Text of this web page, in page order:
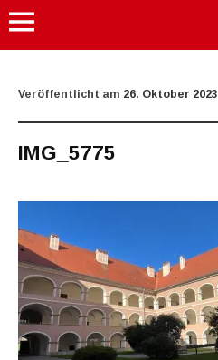
Veröffentlicht am 26. Oktober 2023
IMG_5775